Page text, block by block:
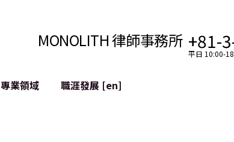
MONOLITH 律師事務所 +81-
平日 10:00-
專業領域
職涯發展 [en]